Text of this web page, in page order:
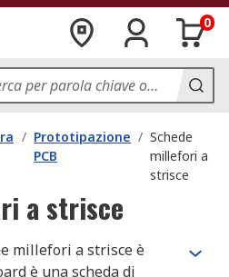
0
/ Prototipazione
PCB
/ Schede
millefori a
strisce
a strisce
millefori a strisce è
è una scheda di